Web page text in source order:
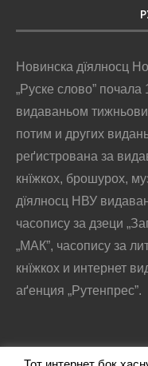
Новинска дїялносц
„Руске слово”
видаваньом
потим и других
реґистрована за
кнїжкох, брошурох,
дїялносц НВУ
часопису за дзеци
„МАК”, часопису за
кнїжкох и интернет
аґенция „Рутенпрес”.